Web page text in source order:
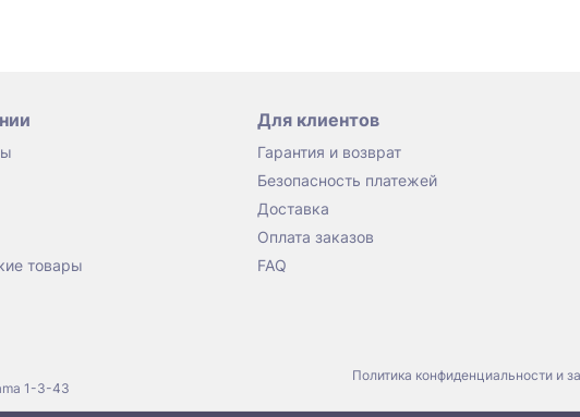
товары
Для клиентов
Гарантия и возврат
Безопасность платежей
Доставка
Оплата заказов
FAQ
1-3-43
Политика конфиденциальности и